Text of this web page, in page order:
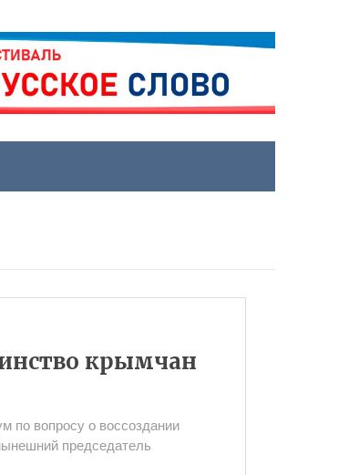
крымчан
по вопросу о воссозда­нии
председатель